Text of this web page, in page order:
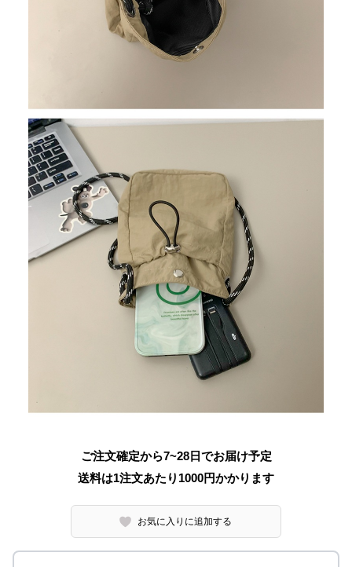
ご注文確定から7~28日でお届け予定
送料は1注文あたり 1000円かかります
お気に入りに追加する